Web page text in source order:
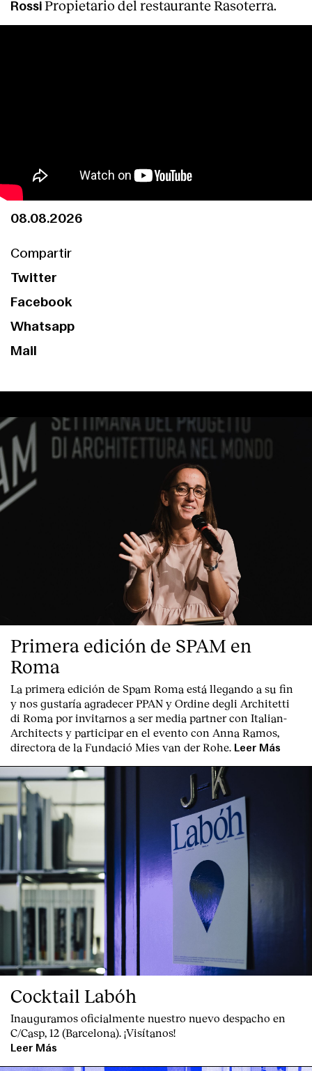
Index
Rossi Propietario del restaurante Rasoterra.
08.08.2026
Compartir
Twitter
Facebook
Whatsapp
Mail
Primera edición de SPAM en
Roma
La primera edición de Spam Roma está llegando a su fin
y nos gustaría agradecer PPAN y Ordine degli Architetti
di Roma por invitarnos a ser media partner con Italian-
Architects y participar en el evento con Anna Ramos,
directora de la Fundació Mies van der Rohe. Leer Más
Cocktail Labóh
Inauguramos oficialmente nuestro nuevo despacho en
C/Casp, 12 (Barcelona). ¡Visítanos!
Leer Más